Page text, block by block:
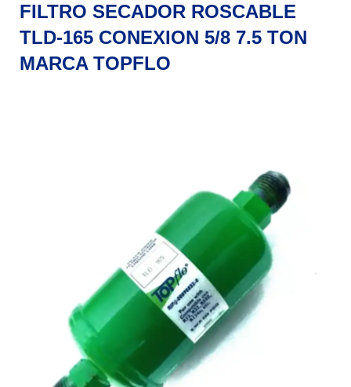
FILTRO SECADOR ROSCABLE
TLD-165 CONEXION 5/8 7.5 TON
MARCA TOPFLO